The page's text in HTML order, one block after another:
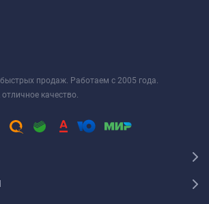
продаж. Работаем с 2005 года.
качество.